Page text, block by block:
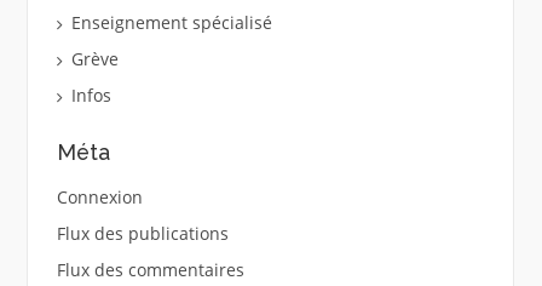
Enseignement spécialisé
Grève
Infos
Méta
Connexion
Flux des publications
Flux des commentaires